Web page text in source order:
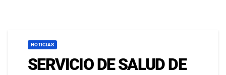
NOTICIAS
SERVICIO DE SALUD DE